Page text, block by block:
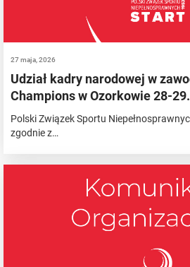
27 maja, 2026
Udział kadry narodowej w
Champions w Ozorkowie 28-
Polski Związek Sportu
zgodnie z…